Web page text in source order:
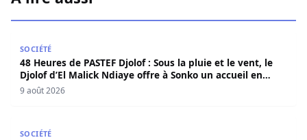
SOCIÉTÉ
48 Heures de PASTEF Djolof : Sous la pluie et le vent, le
Djolof d’El Malick Ndiaye offre à Sonko un accueil en
apothéose
9 août 2026
SOCIÉTÉ